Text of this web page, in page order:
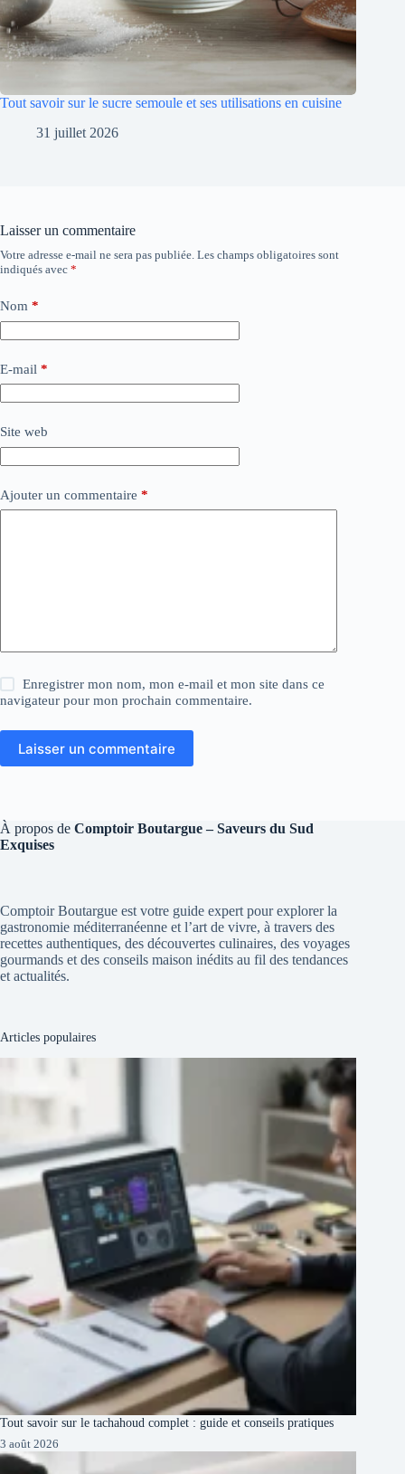
Tout savoir sur le sucre semoule et ses utilisations en cuisine
31 juillet 2026
Laisser un commentaire
Votre adresse e-mail ne sera pas publiée. Les champs obligatoires sont
indiqués avec *
Nom *
E-mail *
Site web
Ajouter un commentaire *
Enregistrer mon nom, mon e-mail et mon site dans ce
navigateur pour mon prochain commentaire.
Laisser un commentaire
À propos de Comptoir Boutargue – Saveurs du Sud
Exquises
Comptoir Boutargue est votre guide expert pour explorer la
gastronomie méditerranéenne et l’art de vivre, à travers des
recettes authentiques, des découvertes culinaires, des voyages
gourmands et des conseils maison inédits au fil des tendances
et actualités.
Articles populaires
Tout savoir sur le tachahoud complet : guide et conseils pratiques
3 août 2026